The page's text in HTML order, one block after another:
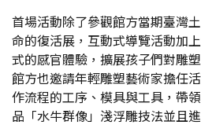
首場活動除了參觀館方當期臺灣
命的復活展，互動式導覽活動加
式的感官體驗，擴展孩子們對雕
館方也邀請年輕雕塑藝術家擔任
作流程的工序、模具與工具，帶
品「水牛群像」淺浮雕技法並且